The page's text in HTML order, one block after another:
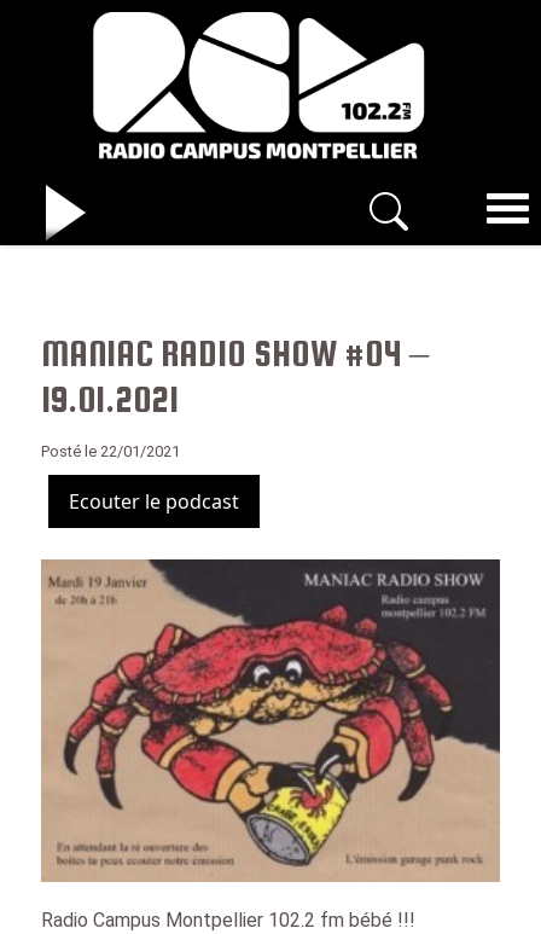
MANIAC RADIO SHOW #04 –
19.01.2021
Posté le 22/01/2021
Ecouter le podcast
Radio Campus Montpellier 102.2 fm bébé !!!